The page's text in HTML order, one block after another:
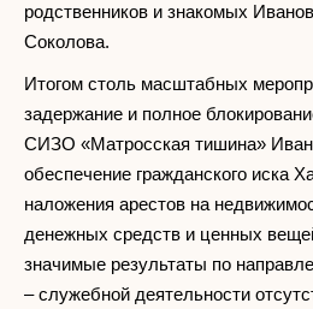
родственников и знакомых
Соколова.
Итогом столь масштабных
задержание и полное
СИЗО «Матросская тишина»
обеспечение гражданского иска
наложения арестов на
денежных средств и ценных
значимые результаты по
– служебной деятельности